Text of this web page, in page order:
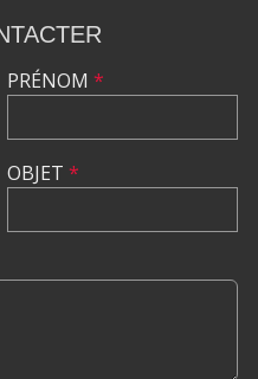
PRÉNOM *
OBJET *